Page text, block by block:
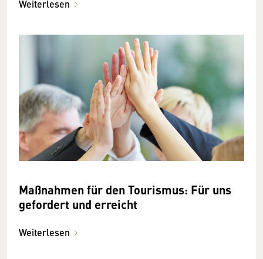
Weiterlesen
Maßnahmen für den Tourismus: Für uns
gefordert und erreicht
Weiterlesen